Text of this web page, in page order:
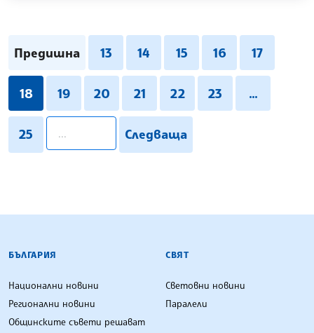
Предишна 13 14 15 16 17
18 19 20 21 22 23 ...
25 Следваща
БЪЛГАРСКА ТЕЛЕГРАФНА АГЕНЦИЯ
БЪЛГАРИЯ
Национални новини
Регионални новини
Общинските съвети решават
СВЯТ
Световни новини
Паралели